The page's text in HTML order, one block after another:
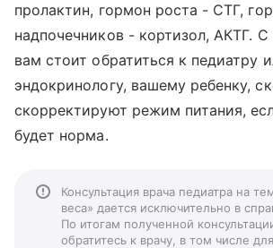
пролактин, гормон роста - СТГ,
надпочечников - кортизол, АКТГ. С
вам стоит обратиться к педиатру
эндокринологу, вашему ребенку,
скорректируют режим питания,
будет норма.
Консультация врача педиатра на
веса» дается исключительно в
По итогам полученной
обратитесь к врачу, в том числе